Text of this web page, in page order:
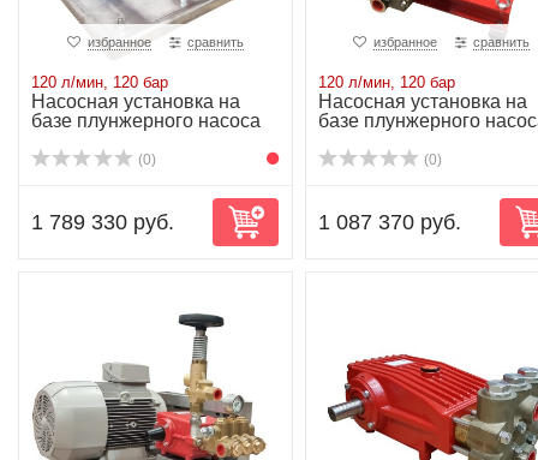
избранное сравнить
120 л/мин, 120 бар
Насосная установка на
базе плунжерного насоса
(0)
1 789 330 руб.
избранное сравнить
120 л/мин, 120 бар
Насосная установка на
базе плунжерного
(0)
1 087 370 руб.